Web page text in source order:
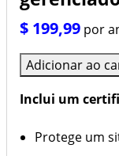
Registrar
Transferência
provedores
Meta business
Fluxo de
Marketing
$ 199,99 por
Adicionar ao
Inclui um
Protege um